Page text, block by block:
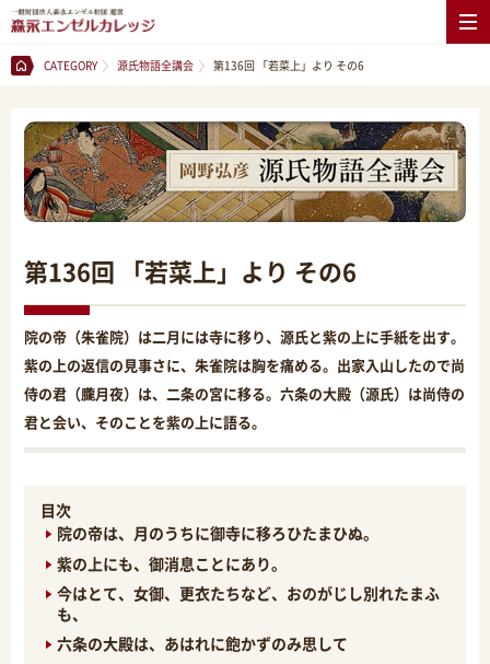
CATEGORY 源氏物語全講会 第136回 「若菜上」より その6
第136回 「若菜上」より その6
院の帝（朱雀院）は二月には寺に移り、源氏と紫の上に手紙を出す。
紫の上の返信の見事さに、朱雀院は胸を痛める。出家入山したので尚
侍の君（朧月夜）は、二条の宮に移る。六条の大殿（源氏）は尚侍の
君と会い、そのことを紫の上に語る。
目次
院の帝は、月のうちに御寺に移ろひたまひぬ。
紫の上にも、御消息ことにあり。
今はとて、女御、更衣たちなど、おのがじし別れたまふ
も、
六条の大殿は、あはれに飽かずのみ思して